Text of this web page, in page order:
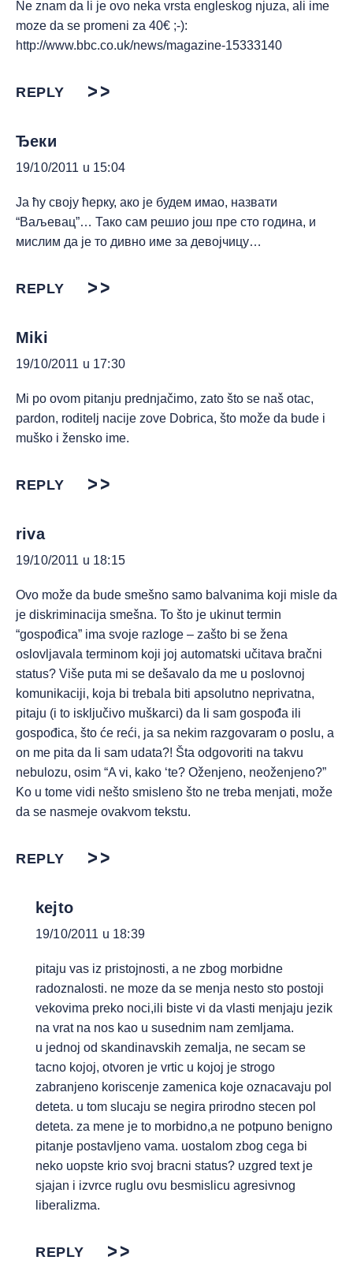
Ne znam da li je ovo neka vrsta engleskog njuza, ali ime
moze da se promeni za 40€ ;-):
http://www.bbc.co.uk/news/magazine-15333140
REPLY
Ђеки
19/10/2011 u 15:04
Ја ћу своју ћерку, ако је будем имао, назвати
“Ваљевац”… Тако сам решио још пре сто година, и
мислим да је то дивно име за девојчицу…
REPLY
Miki
19/10/2011 u 17:30
Mi po ovom pitanju prednjačimo, zato što se naš otac,
pardon, roditelj nacije zove Dobrica, što može da bude i
muško i žensko ime.
REPLY
riva
19/10/2011 u 18:15
Ovo može da bude smešno samo balvanima koji misle da
je diskriminacija smešna. To što je ukinut termin
“gospođica” ima svoje razloge – zašto bi se žena
oslovljavala terminom koji joj automatski učitava bračni
status? Više puta mi se dešavalo da me u poslovnoj
komunikaciji, koja bi trebala biti apsolutno neprivatna,
pitaju (i to isključivo muškarci) da li sam gospođa ili
gospođica, što će reći, ja sa nekim razgovaram o poslu, a
on me pita da li sam udata?! Šta odgovoriti na takvu
nebulozu, osim “A vi, kako ‘te? Oženjeno, neoženjeno?”
Ko u tome vidi nešto smisleno što ne treba menjati, može
da se nasmeje ovakvom tekstu.
REPLY
kejto
19/10/2011 u 18:39
pitaju vas iz pristojnosti, a ne zbog morbidne
radoznalosti. ne moze da se menja nesto sto postoji
vekovima preko noci,ili biste vi da vlasti menjaju jezik
na vrat na nos kao u susednim nam zemljama.
u jednoj od skandinavskih zemalja, ne secam se
tacno kojoj, otvoren je vrtic u kojoj je strogo
zabranjeno koriscenje zamenica koje oznacavaju pol
deteta. u tom slucaju se negira prirodno stecen pol
deteta. za mene je to morbidno,a ne potpuno benigno
pitanje postavljeno vama. uostalom zbog cega bi
neko uopste krio svoj bracni status? uzgred text je
sjajan i izvrce ruglu ovu besmislicu agresivnog
liberalizma.
REPLY